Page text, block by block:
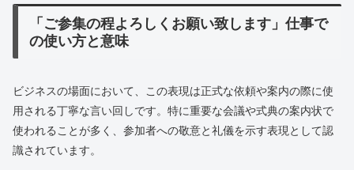
「ご参集の程よろしくお願い致します」仕事で
の使い方と意味
ビジネスの場面において、この表現は正式な依頼や案内の際に使
用される丁寧な言い回しです。特に重要な会議や式典の案内状で
使われることが多く、参加者への敬意と礼儀を示す表現として認
識されています。